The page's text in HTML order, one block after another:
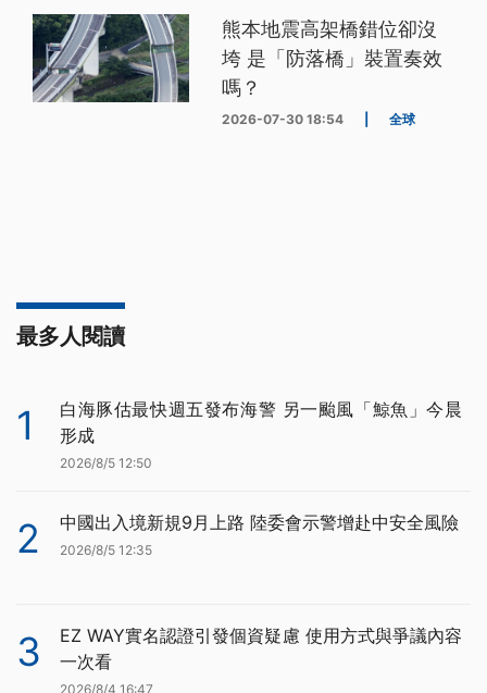
熊本地震高架橋錯位卻沒
垮 是「防落橋」裝置奏效
嗎？
2026-07-30 18:54 全球
最多人閱讀
1
白海豚估最快週五發布海警 另一颱風「鯨魚」今晨
形成
2026/8/5 12:50
2 中國出入境新規9月上路 陸委會示警增赴中安全風險
2026/8/5 12:35
3
EZ WAY實名認證引發個資疑慮 使用方式與爭議內容
一次看
2026/8/4 16:47